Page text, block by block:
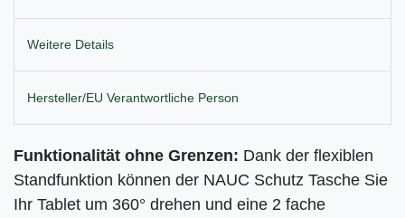
Weitere Details
Hersteller/EU Verantwortliche Person
Funktionalität ohne Grenzen: Dank der flexiblen
Standfunktion können der NAUC Schutz Tasche Sie
Ihr Tablet um 360° drehen und eine 2 fache